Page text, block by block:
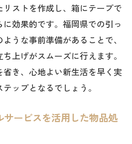
ストを作成し、箱にテープで
効果的です。福岡県での引っ
うな事前準備があることで、
上げがスムーズに行えます。
き、心地よい新生活を早く実
ップとなるでしょう。
ービスを活用した物品処